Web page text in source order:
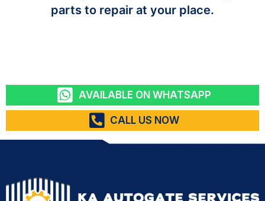
parts to repair at your place.
AVAILABLE ON WHATSAPP
CALL US NOW